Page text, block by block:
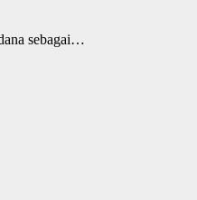
sebagai…